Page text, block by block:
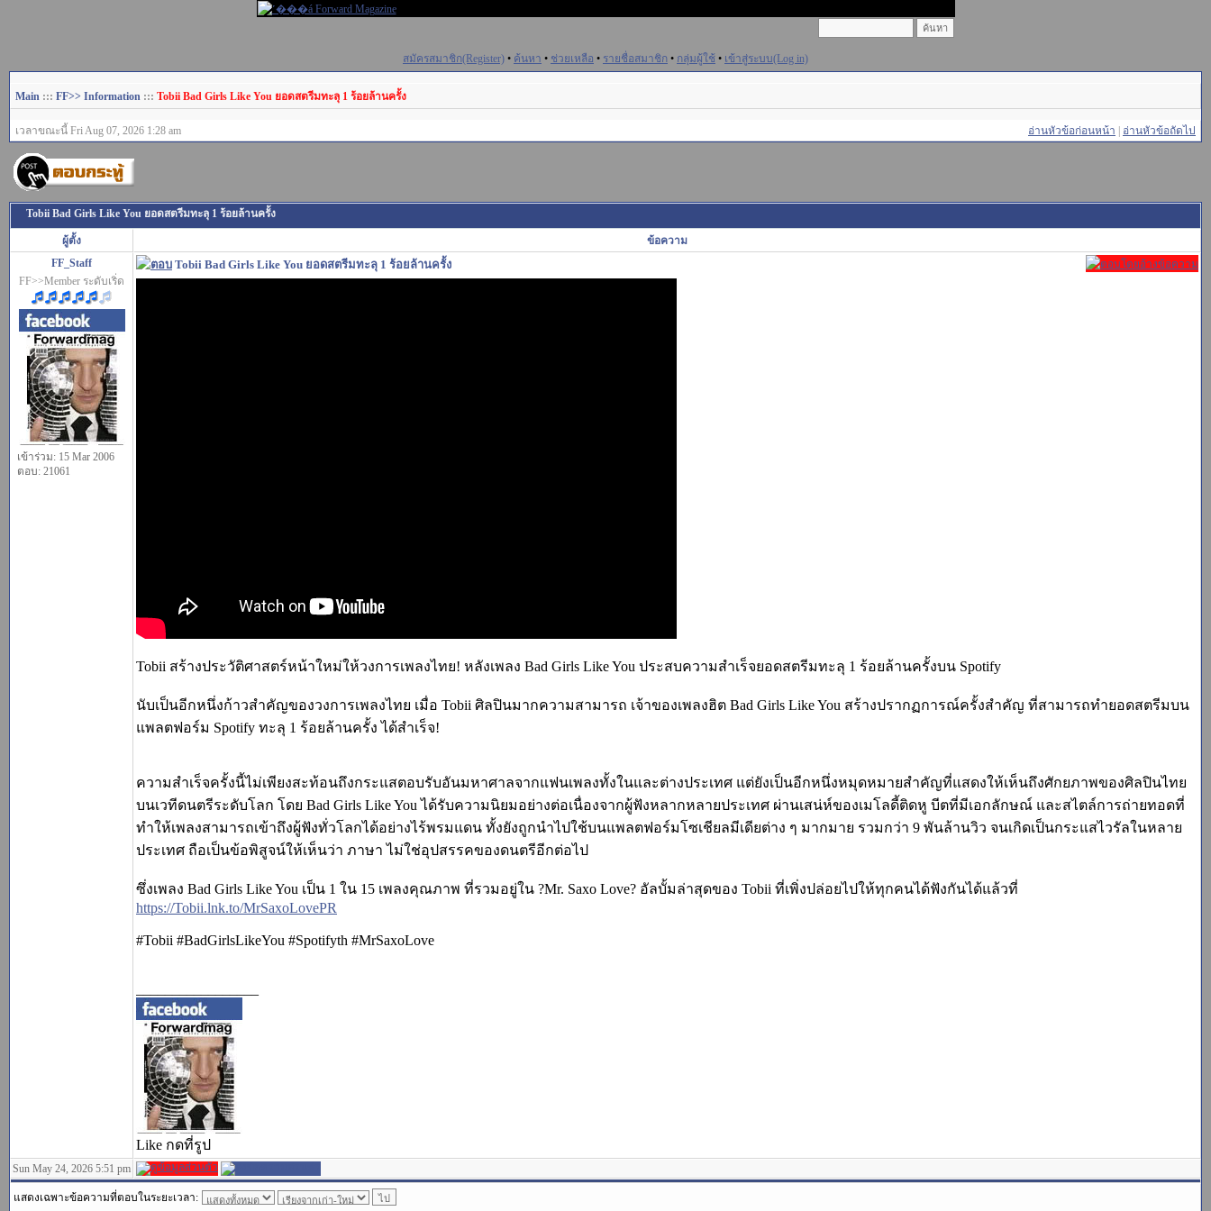
สมัครสมาชิก(Register) • ค้นหา • ช่วยเหลือ • รายชื่อสมาชิก • กลุ่มผู้ใช้ • เข้าสู่ระบบ(Log in)
Main ::: FF>> Information ::: Tobii Bad Girls Like You ยอดสตรีมทะลุ 1 ร้อยล้านครั้ง
เวลาขณะนี้ Fri Aug 07, 2026 1:28 am อ่านหัวข้อก่อนหน้า อ่านหัวข้อถัดไป
Tobii Bad Girls Like You ยอดสตรีมทะลุ 1 ร้อยล้านครั้ง
ผู้ตั้ง
ข้อความ
FF_Staff
FF>>Member ระดับเริ่ด
เข้าร่วม: 15 Mar 2006
ตอบ: 21061
Tobii Bad Girls Like You ยอดสตรีมทะลุ 1 ร้อยล้านครั้ง
Tobii สร้างประวัติศาสตร์หน้าใหม่ให้วงการเพลงไทย! หลังเพลง Bad Girls Like You ประสบความสำเร็จยอดสตรีมทะลุ 1 ร้อยล้านครั้งบน Spotify
นับเป็นอีกหนึ่งก้าวสำคัญของวงการเพลงไทย เมื่อ Tobii ศิลปินมากความสามารถ เจ้าของเพลงฮิต Bad Girls Like You สร้างปรากฏการณ์ครั้งสำคัญ ที่สามารถทำยอดสตรีมบน
แพลตฟอร์ม Spotify ทะลุ 1 ร้อยล้านครั้ง ได้สำเร็จ!
ความสำเร็จครั้งนี้ไม่เพียงสะท้อนถึงกระแสตอบรับอันมหาศาลจากแฟนเพลงทั้งในและต่างประเทศ แต่ยังเป็นอีกหนึ่งหมุดหมายสำคัญที่แสดงให้เห็นถึงศักยภาพของศิลปินไทย
บนเวทีดนตรีระดับโลก โดย Bad Girls Like You ได้รับความนิยมอย่างต่อเนื่องจากผู้ฟังหลากหลายประเทศ ผ่านเสน่ห์ของเมโลดี้ติดหู บีตที่มีเอกลักษณ์ และสไตล์การถ่ายทอดที่
ทำให้เพลงสามารถเข้าถึงผู้ฟังทั่วโลกได้อย่างไร้พรมแดน ทั้งยังถูกนำไปใช้บนแพลตฟอร์มโซเชียลมีเดียต่าง ๆ มากมาย รวมกว่า 9 พันล้านวิว จนเกิดเป็นกระแสไวรัลในหลาย
ประเทศ ถือเป็นข้อพิสูจน์ให้เห็นว่า ภาษา ไม่ใช่อุปสรรคของดนตรีอีกต่อไป
ซึ่งเพลง Bad Girls Like You เป็น 1 ใน 15 เพลงคุณภาพ ที่รวมอยู่ใน ?Mr. Saxo Love? อัลบั้มล่าสุดของ Tobii ที่เพิ่งปล่อยไปให้ทุกคนได้ฟังกันได้แล้วที่
https://Tobii.lnk.to/MrSaxoLovePR
#Tobii #BadGirlsLikeYou #Spotifyth #MrSaxoLove
Like กดที่รูป
Sun May 24, 2026 5:51 pm
แสดงเฉพาะข้อความที่ตอบในระยะเวลา: